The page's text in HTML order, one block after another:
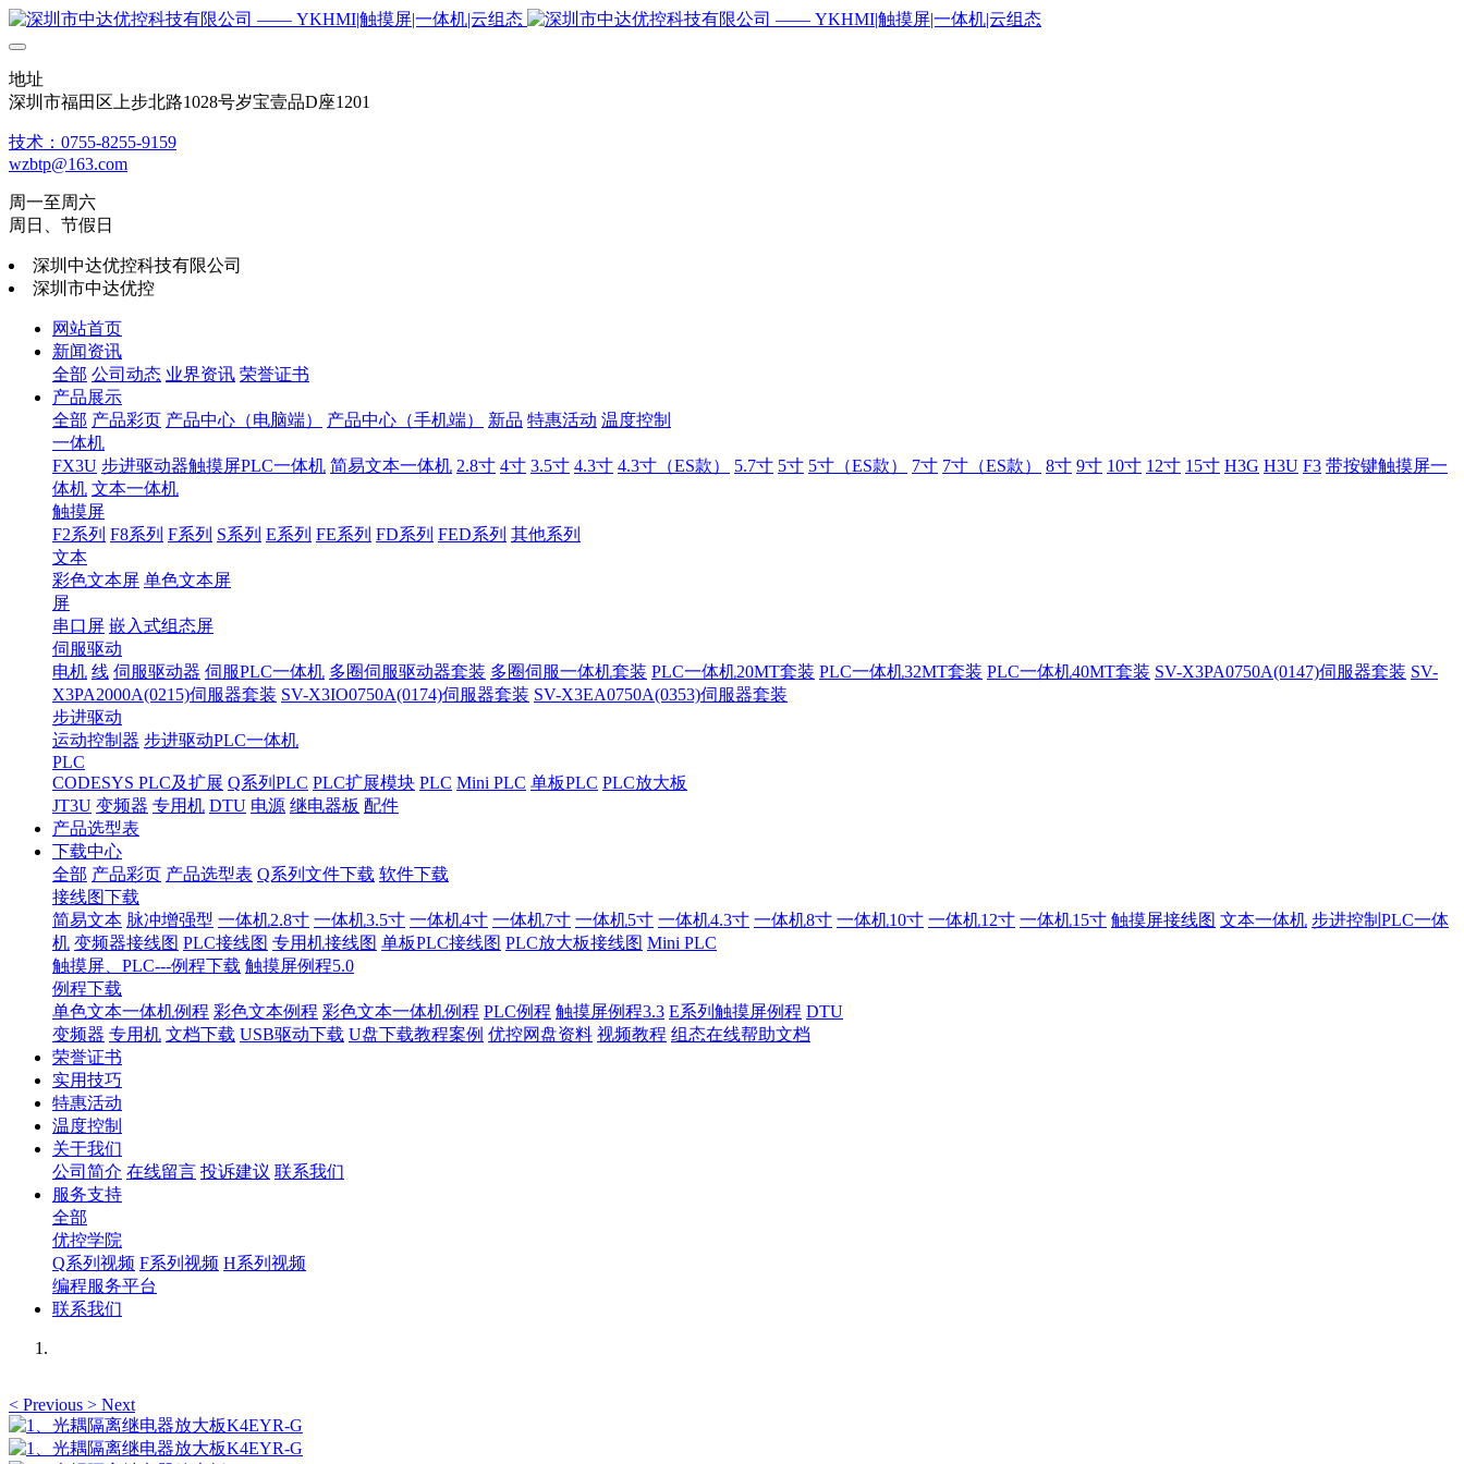
地址
深圳市福田区上步北路1028号岁宝壹品D座1201
技术：0755-8255-9159
wzbtp@163.com
周一至周六
周日、节假日
深圳中达优控科技有限公司
深圳市中达优控
网站首页
新闻资讯
全部 公司动态 业界资讯 荣誉证书
产品展示
全部 产品彩页 产品中心（电脑端） 产品中心（手机端） 新品 特惠活动 温度控制
一体机
FX3U 步进驱动器触摸屏PLC一体机 简易文本一体机 2.8寸 4寸 3.5寸 4.3寸 4.3寸（ES款） 5.7寸 5寸 5寸（ES款） 7寸 7寸（ES款） 8寸 9寸 10寸 12寸 15寸 H3G H3U F3 带按键触摸屏一
体机 文本一体机
触摸屏
F2系列 F8系列 F系列 S系列 E系列 FE系列 FD系列 FED系列 其他系列
文本
彩色文本屏 单色文本屏
屏
串口屏 嵌入式组态屏
伺服驱动
电机 线 伺服驱动器 伺服PLC一体机 多圈伺服驱动器套装 多圈伺服一体机套装 PLC一体机20MT套装 PLC一体机32MT套装 PLC一体机40MT套装 SV-X3PA0750A(0147)伺服器套装 SV-
X3PA2000A(0215)伺服器套装 SV-X3IO0750A(0174)伺服器套装 SV-X3EA0750A(0353)伺服器套装
步进驱动
运动控制器 步进驱动PLC一体机
PLC
CODESYS PLC及扩展 Q系列PLC PLC扩展模块 PLC Mini PLC 单板PLC PLC放大板
JT3U 变频器 专用机 DTU 电源 继电器板 配件
产品选型表
下载中心
全部 产品彩页 产品选型表 Q系列文件下载 软件下载
接线图下载
简易文本 脉冲增强型 一体机2.8寸 一体机3.5寸 一体机4寸 一体机7寸 一体机5寸 一体机4.3寸 一体机8寸 一体机10寸 一体机12寸 一体机15寸 触摸屏接线图 文本一体机 步进控制PLC一体
机 变频器接线图 PLC接线图 专用机接线图 单板PLC接线图 PLC放大板接线图 Mini PLC
触摸屏、PLC---例程下载 触摸屏例程5.0
例程下载
单色文本一体机例程 彩色文本例程 彩色文本一体机例程 PLC例程 触摸屏例程3.3 E系列触摸屏例程 DTU
变频器 专用机 文档下载 USB驱动下载 U盘下载教程案例 优控网盘资料 视频教程 组态在线帮助文档
荣誉证书
实用技巧
特惠活动
温度控制
关于我们
公司简介 在线留言 投诉建议 联系我们
服务支持
全部
优控学院
Q系列视频 F系列视频 H系列视频
编程服务平台
联系我们
< Previous > Next